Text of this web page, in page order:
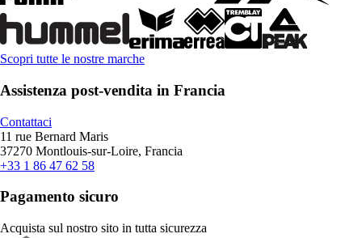
Scopri tutte le nostre marche
Assistenza post-vendita in Francia
Contattaci
11 rue Bernard Maris
37270 Montlouis-sur-Loire, Francia
+33 1 86 47 62 58
Pagamento sicuro
Acquista sul nostro sito in tutta sicurezza